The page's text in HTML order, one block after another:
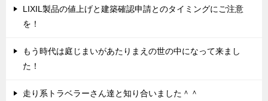
LIXIL製品の値上げと建築確認申請とのタイミングにご注意
を！
もう時代は庭じまいがあたりまえの世の中になって来まし
た！
走り系トラベラーさん達と知り合いました＾＾